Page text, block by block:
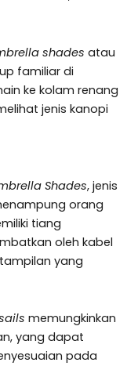
shades atau
familiar di
ke kolam renang
jenis kanopi
Shades, jenis
orang
tiang
oleh kabel
yang
memungkinkan
yang dapat
pada